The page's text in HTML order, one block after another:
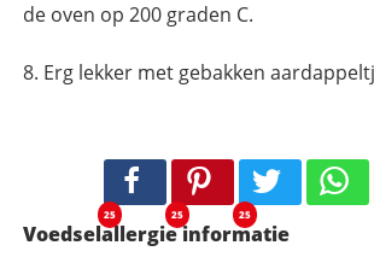
de oven op 200 graden C.
Erg lekker met gebakken
25 25 25
Voedselallergie informatie